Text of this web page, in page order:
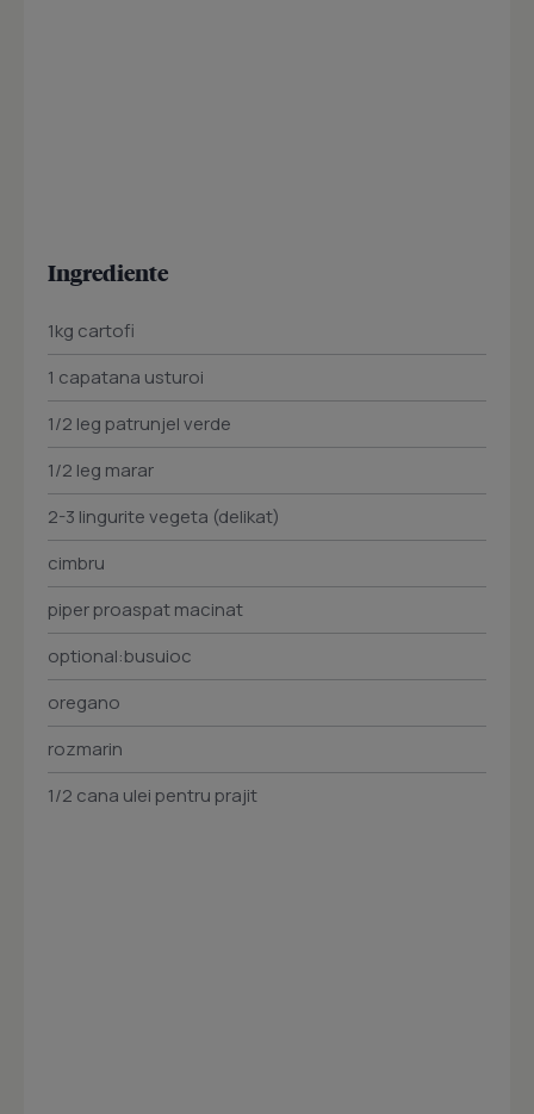
Ingrediente
1kg cartofi
1 capatana usturoi
1/2 leg patrunjel verde
1/2 leg marar
2-3 lingurite vegeta (delikat)
cimbru
piper proaspat macinat
optional:busuioc
oregano
rozmarin
1/2 cana ulei pentru prajit